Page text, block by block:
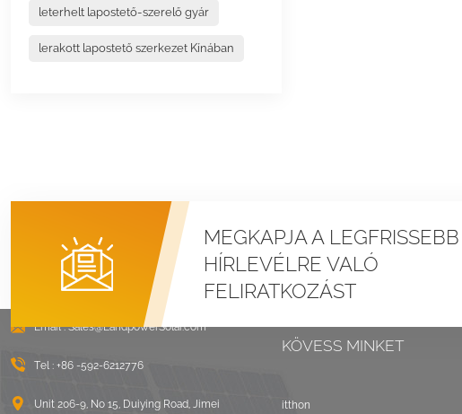
leterhelt lapostető-szerelő gyár
lerakott lapostető szerkezet Kínában
MEGKAPJA A LEGFRISSEBB
HÍRLEVÉLRE VALÓ
FELIRATKOZÁST
Email :Sales@LandpowerSolar.com
Tel : +86 -592-6212776
Unit 206-9, No 15, Duiying Road, Jimei
KÖVESS MINKET
itthon